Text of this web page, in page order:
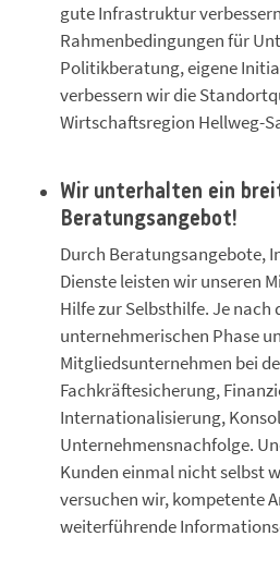
gute Infrastruktur
Rahmenbedingungen für
Politikberatung, eigene
verbessern wir die
Wirtschaftsregion Hellweg-
Wir unterhalten ein
Beratungsangebot!
Durch Beratungsangebote,
Dienste leisten wir unseren
Hilfe zur Selbsthilfe. Je nach
unternehmerischen Phase
Mitgliedsunternehmen bei
Fachkräftesicherung,
Internationalisierung,
Unternehmensnachfolge.
Kunden einmal nicht selbst
versuchen wir, kompetente
weiterführende